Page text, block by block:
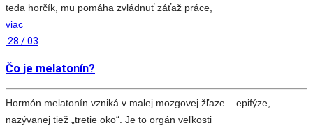
teda horčík, mu pomáha zvládnuť záťaž práce,
viac
28 / 03
Čo je melatonín?
Hormón melatonín vzniká v malej mozgovej žľaze – epifýze,
nazývanej tiež „tretie oko“. Je to orgán veľkosti